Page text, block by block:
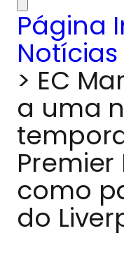
Página
> EC
a uma
como
do